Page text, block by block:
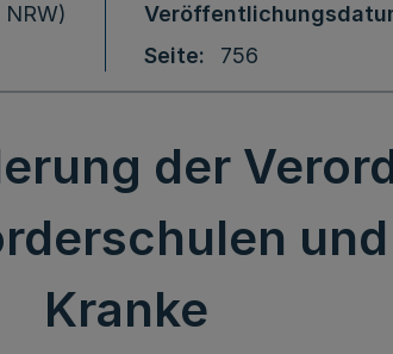
Seite
756
der
Kranke